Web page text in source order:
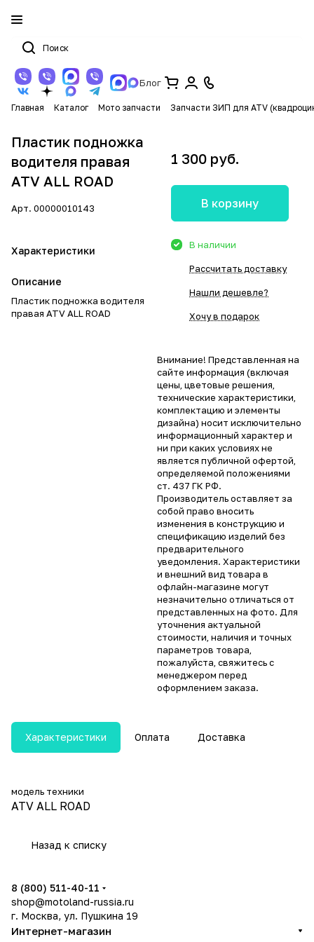
Блог
Главная Каталог Мото запчасти Запчасти ЗИП для ATV
Пластик подножка
водителя правая
ATV ALL ROAD
Арт. 00000010143
Характеристики
Описание
Пластик подножка водителя
правая ATV ALL ROAD
1 300 руб.
В корзину
В наличии
Рассчитать доставку
Нашли дешевле?
Хочу в подарок
Внимание! Представленная на
сайте информация (включая
цены, цветовые решения,
технические характеристики,
комплектацию и элементы
дизайна) носит исключительно
информационный характер и
ни при каких условиях не
является публичной офертой,
определяемой положениями
ст. 437 ГК РФ.
Производитель оставляет за
собой право вносить
изменения в конструкцию и
спецификацию изделий без
предварительного
уведомления. Характеристики
и внешний вид товара в
офлайн-магазине могут
незначительно отличаться от
представленных на фото. Для
уточнения актуальной
стоимости, наличия и точных
параметров товара,
пожалуйста, свяжитесь с
менеджером перед
оформлением заказа.
Характеристики Оплата Доставка
модель техники
ATV ALL ROAD
Назад к списку
8 (800) 511-40-11
shop@motoland-russia.ru
г. Москва, ул. Пушкина 19
Интернет-магазин